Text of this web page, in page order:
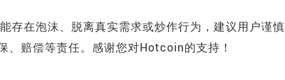
存在泡沫、脱离真实需求或炒作行为，建议用户谨慎
赔偿等责任。感谢您对Hotcoin的支持！